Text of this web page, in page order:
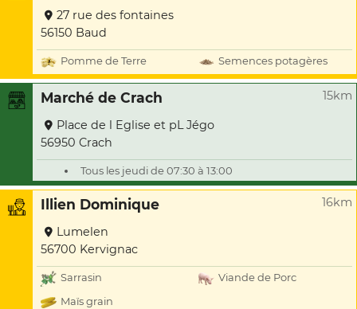
27 rue des fontaines
56150 Baud
Pomme de Terre Semences potagères
Marché de Crach 15km
Place de l Eglise et pL Jégo
56950 Crach
Tous les jeudi de 07:30 à 13:00
Illien Dominique 16km
Lumelen
56700 Kervignac
Sarrasin
Viande de Porc
Maïs grain